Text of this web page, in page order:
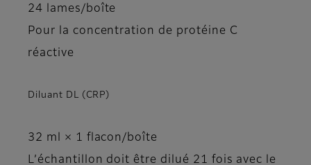
24 lames/boîte
Pour la concentration de protéine C
réactive
Diluant DL (CRP)
32 ml × 1 flacon/boîte
L’échantillon doit être dilué 21 fois avec le